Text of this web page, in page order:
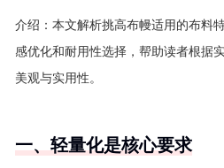
介绍： 本文解析挑高布幔适用的布料
感优化和耐用性选择，帮助读者根据
美观与实用性。
一、轻量化是核心要求